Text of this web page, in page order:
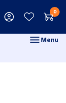
0
Menu